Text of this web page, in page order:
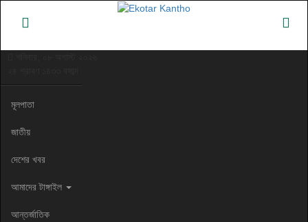
মূলপাতা
জাতীয়
দেশের খবর
আমাদের টাঙ্গাইল
আন্তর্জাতিক